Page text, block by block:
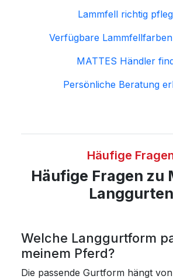
Lammfell richtig
Verfügbare
MATTES Händler
Persönliche Beratung
Häufige
Häufige Fragen zu
Langgurten
Welche Langgurtform
meinem Pferd?
Die passende Gurtform hängt